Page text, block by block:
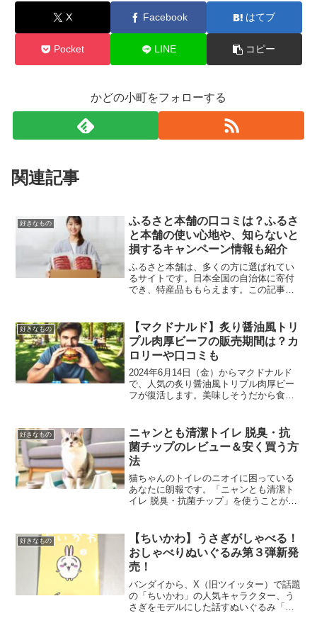
X Facebook はてブ
Pocket LINE コピー
かどの小町をフォローする
関連記事
好きなもの
ふるさと本舗の口コミは？ふるさ
と本舗の使い心地や、知らないと
損するキャンペーン情報も紹介
ふるさと本舗は、多くの方に選ばれてい
るサイトです。日本全国の自治体に寄付
でき、特産品ももらえます。この記事で
好きなもの
【マクドナルド】炙り醤油風トリ
プル肉厚ビーフの販売期間は？カ
ロリーや口コミも
2024年6月14日（金）からマクドナルド
で、人気の炙り醤油風トリプル肉厚ビー
フが復活します。美味しそうだから食べ
記事では販売期間や口コミも合わせて詳
しくご紹介します！
好きなもの
ニャンとも清潔トイレ 脱臭・抗
菌チップのレビュー＆安く買う方
法
猫ちゃんのトイレのニオイに困っている
あなたに朗報です。「ニャンとも清潔ト
イレ 脱臭・抗菌チップ」を使うことが解
ーと一番安く買う方法を詳しく紹介しま
す。
好きなもの
【ちいかわ】うさぎがしゃべる！
おしゃべりぬいぐるみ第３弾新発
売！
バンダイから、X（旧ツイッター）で話題
の「ちいかわ」の人気キャラクター、う
さぎをモデルにした話すぬいぐるみ「は